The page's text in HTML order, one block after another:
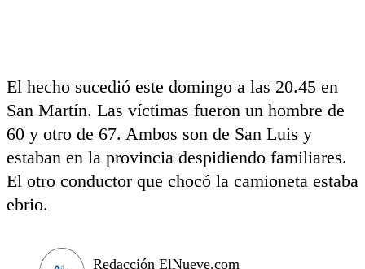
El hecho sucedió este domingo a las 20.45 en
San Martín. Las víctimas fueron un hombre de
60 y otro de 67. Ambos son de San Luis y
estaban en la provincia despidiendo familiares.
El otro conductor que chocó la camioneta estaba
ebrio.
Redacción ElNueve.com